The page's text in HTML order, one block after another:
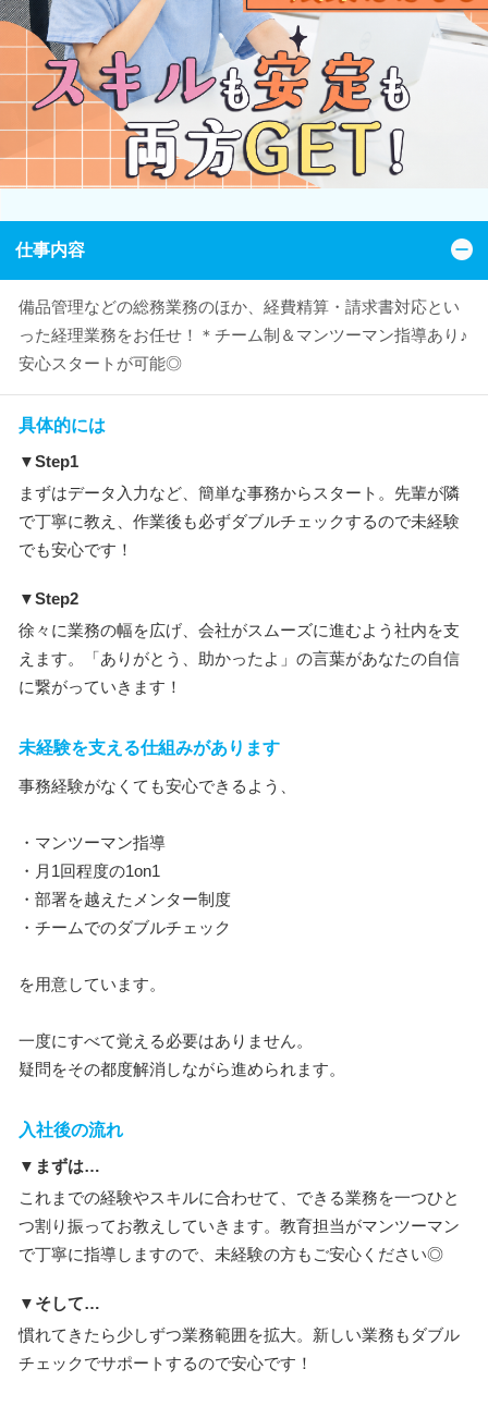
仕事内容
備品管理などの総務業務のほか、経費精算・請求書対応とい
った経理業務をお任せ！＊チーム制＆マンツーマン指導あり♪
安心スタートが可能◎
具体的には
▼Step1
まずはデータ入力など、簡単な事務からスタート。先輩が隣
で丁寧に教え、作業後も必ずダブルチェックするので未経験
でも安心です！
▼Step2
徐々に業務の幅を広げ、会社がスムーズに進むよう社内を支
えます。「ありがとう、助かったよ」の言葉があなたの自信
に繋がっていきます！
未経験を支える仕組みがあります
事務経験がなくても安心できるよう、
・マンツーマン指導
・月1回程度の1on1
・部署を越えたメンター制度
・チームでのダブルチェック
を用意しています。
一度にすべて覚える必要はありません。
疑問をその都度解消しながら進められます。
入社後の流れ
▼まずは…
これまでの経験やスキルに合わせて、できる業務を一つひと
つ割り振ってお教えしていきます。教育担当がマンツーマン
で丁寧に指導しますので、未経験の方もご安心ください◎
▼そして…
慣れてきたら少しずつ業務範囲を拡大。新しい業務もダブル
チェックでサポートするので安心です！